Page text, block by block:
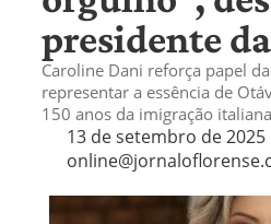
presidente
Caroline Dani reforça papel
representar a essência de
150 anos da imigração italiana
13 de setembro de 2025